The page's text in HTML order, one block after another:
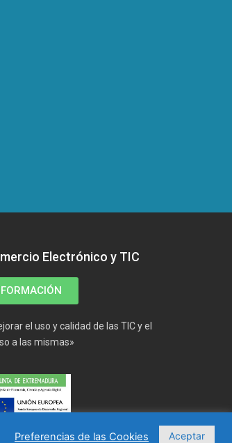
Electrónico y TIC
el uso y calidad de las TIC y el
a las mismas»
Preferencias de las Cookies Aceptar